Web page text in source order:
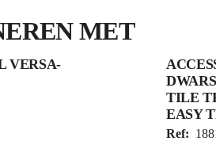
MET
VERSA-
TILE
EASY
Ref: